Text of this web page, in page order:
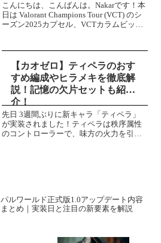
こんにちは、こんばんは。Nakarです！本
日は Valorant Champions Tour (VCT) のシ
ーズン2025カプセル、VCTカラムビット
＼VCT202...
【カオゼロ】ティペラのおす
すめ編成やヒラメキを徹底解
説！記憶の欠片セットも紹
介！
先日 3週間ぶりに新キャラ「ティペラ」
が実装されました！ティペラは秩序属性
のコントローラーで、味方の火力を引き
パルワールド正式版1.0アップデート内容
まとめ｜実装日と注目の新要素を解説